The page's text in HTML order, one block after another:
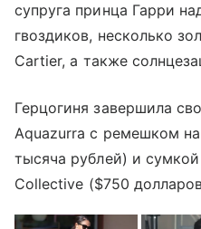
супруга принца Гарри
гвоздиков, несколько
Cartier, а также
Герцогиня завершила
Aquazurra с ремешком
тысяча рублей) и
Collective ($750